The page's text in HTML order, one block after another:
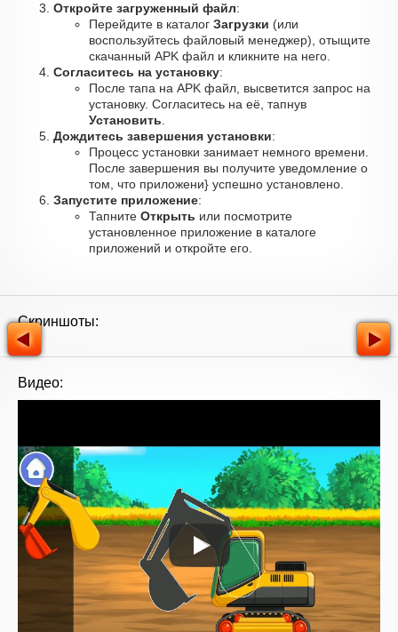
Откройте загруженный файл:
Перейдите в каталог Загрузки (или
воспользуйтесь файловый менеджер), отыщите
скачанный APK файл и кликните на него.
Согласитесь на установку:
После тапа на APK файл, высветится запрос на
установку. Согласитесь на её, тапнув
Установить
Дождитесь завершения установки:
Процесс установки занимает немного времени.
После завершения вы получите уведомление о
том, что приложени} успешно установлено.
Запустите приложение:
Тапните Открыть или посмотрите
установленное приложение в каталоге
приложений и откройте его.
Скриншоты:
Видео: